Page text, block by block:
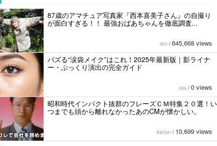
87歳のアマチュア写真家『西本喜美子さん』の自撮り
が面白すぎる！！ 最強おばあちゃんを徹底調査...
rico / 645,668 views
バズる“涙袋メイク”はこれ！2025年最新版｜影ライナ
ー・ぷっくり演出の完全ガイド
sss / 0 views
昭和時代インパクト抜群のフレーズＣＭ特集２０選！い
つまでも頭から離れなかったあのCMが懐かしい。
kanon / 10,699 views